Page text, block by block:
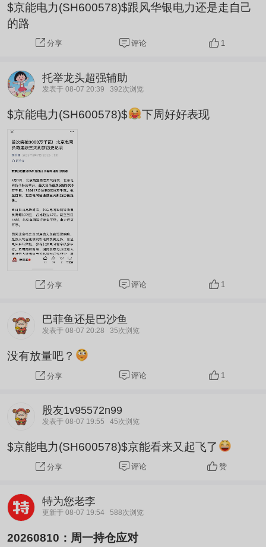
$京能电力(SH600578)$跟风华银电力还是走自己
的路
分享 评论 1
托举龙头超强辅助
发表于 08-07 20:39 392次浏览
$京能电力(SH600578)$ 下周好好表现
分享 评论 1
巴菲鱼还是巴沙鱼
发表于 08-07 20:28 35次浏览
没有放量吧？
分享 评论 1
股友1v95572n99
发表于 08-07 19:55 45次浏览
$京能电力(SH600578)$京能看来又起飞了
分享 评论 赞
特为您老李
更新于 08-07 19:54 588次浏览
20260810：周一持仓应对